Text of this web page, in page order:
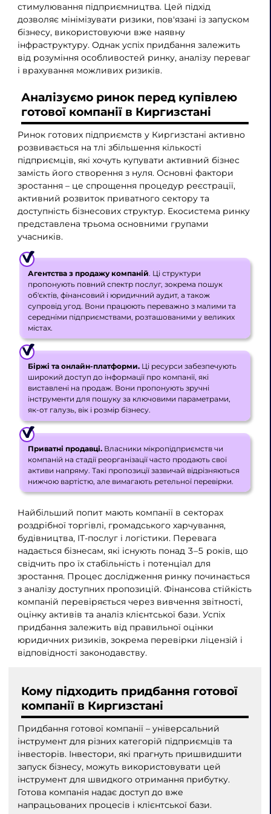
стимулювання підприємництва. Цей підхід
дозволяє мінімізувати ризики, пов'язані із запуском
бізнесу, використовуючи вже наявну
інфраструктуру. Однак успіх придбання залежить
від розуміння особливостей ринку, аналізу переваг
і врахування можливих ризиків.
Аналізуємо ринок перед купівлею
готової компанії в Киргизстані
Ринок готових підприємств у Киргизстані активно
розвивається на тлі збільшення кількості
підприємців, які хочуть купувати активний бізнес
замість його створення з нуля. Основні фактори
зростання – це спрощення процедур реєстрації,
активний розвиток приватного сектору та
доступність бізнесових структур. Екосистема ринку
представлена ​​трьома основними групами
учасників.
Агентства з продажу компаній. Ці структури
пропонують повний спектр послуг, зокрема пошук
об'єктів, фінансовий і юридичний аудит, а також
супровід угод. Вони працюють переважно з малими та
середніми підприємствами, розташованими у великих
містах.
Біржі та онлайн-платформи. Ці ресурси забезпечують
широкий доступ до інформації про компанії, які
виставлені на продаж. Вони пропонують зручні
інструменти для пошуку за ключовими параметрами,
як-от галузь, вік і розмір бізнесу.
Приватні продавці. Власники мікропідприємств чи
компаній на стадії реорганізації часто продають свої
активи напряму. Такі пропозиції зазвичай відрізняються
нижчою вартістю, але вимагають ретельної перевірки.
Найбільший попит мають компанії в секторах
роздрібної торгівлі, громадського харчування,
будівництва, IT-послуг і логістики. Перевага
надається бізнесам, які існують понад 3–5 років, що
свідчить про їх стабільність і потенціал для
зростання. Процес дослідження ринку починається
з аналізу доступних пропозицій. Фінансова стійкість
компаній перевіряється через вивчення звітності,
оцінку активів та аналіз клієнтської бази. Успіх
придбання залежить від правильної оцінки
юридичних ризиків, зокрема перевірки ліцензій і
відповідності законодавству.
Кому підходить придбання готової
компанії в Киргизстані
Придбання готової компанії – універсальний
інструмент для різних категорій підприємців та
інвесторів. Інвестори, які прагнуть пришвидшити
запуск бізнесу, можуть використовувати цей
інструмент для швидкого отримання прибутку.
Готова компанія надає доступ до вже
напрацьованих процесів і клієнтської бази.